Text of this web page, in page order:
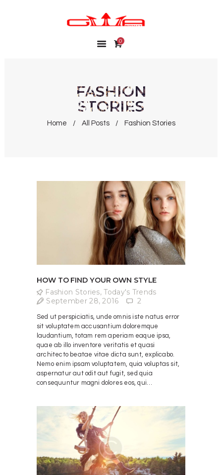
0
FASHION
STORIES
Home All Posts Fashion Stories
MY ACCOUNT
WISHLIST
CONTACT
HOW TO FIND YOUR OWN STYLE
Fashion Stories,Today's Trends
September 28, 2016
2
Sed ut perspiciatis, unde omnis iste natus error
sit voluptatem accusantium doloremque
laudantium, totam rem aperiam eaque ipsa,
quae ab illo inventore veritatis et quasi
architecto beatae vitae dicta sunt, explicabo.
Nemo enim ipsam voluptatem, quia voluptas sit,
aspernatur aut odit aut fugit, sed quia
consequuntur magni dolores eos, qui…